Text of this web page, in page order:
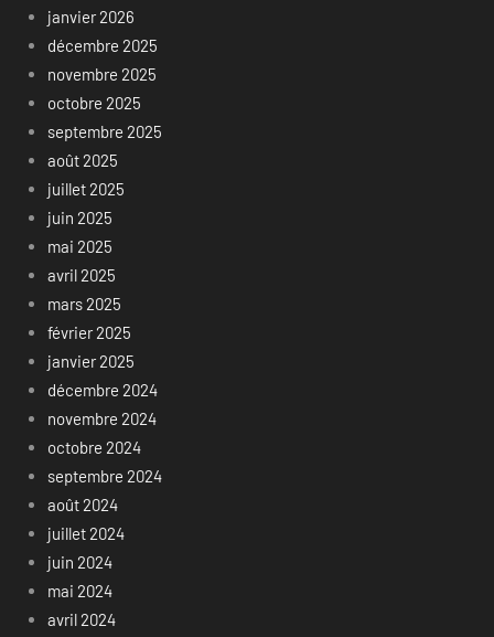
janvier 2026
décembre 2025
novembre 2025
octobre 2025
septembre 2025
août 2025
juillet 2025
juin 2025
mai 2025
avril 2025
mars 2025
février 2025
janvier 2025
décembre 2024
novembre 2024
octobre 2024
septembre 2024
août 2024
juillet 2024
juin 2024
mai 2024
avril 2024